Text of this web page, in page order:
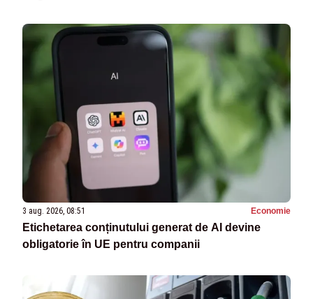
3 aug. 2026, 08:51 Economie
Etichetarea conținutului generat de AI devine
obligatorie în UE pentru companii